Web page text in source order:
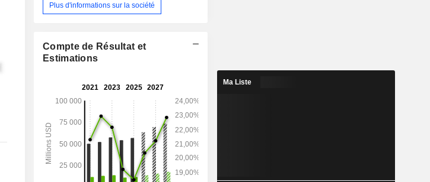
Plus d'informations sur la société
Compte de Résultat et
Estimations
Ma Liste